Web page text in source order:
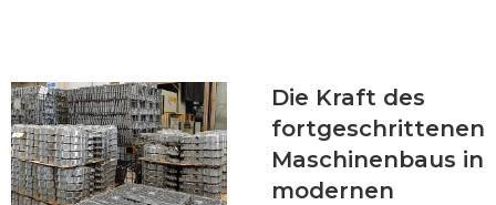
Die Kraft des
fortgeschrittenen
Maschinenbaus in
modernen